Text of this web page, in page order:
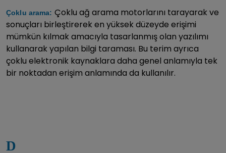
Çoklu arama: Çoklu ağ arama motorlarını tarayarak ve
sonuçları birleştirerek en yüksek düzeyde erişimi
mümkün kılmak amacıyla tasarlanmış olan yazılımı
kullanarak yapılan bilgi taraması. Bu terim ayrıca
çoklu elektronik kaynaklara daha genel anlamıyla tek
bir noktadan erişim anlamında da kullanılır.
D